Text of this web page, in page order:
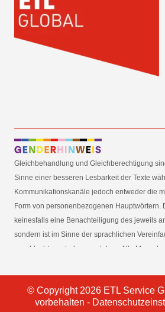
Gleichbehandlung und Gleichberechtigung
Sinne einer besseren Lesbarkeit der Texte
Kommunikationskanäle jedoch entweder die
Form von personenbezogenen Hauptwörtern.
keinesfalls eine Benachteiligung des jeweils
sondern ist im Sinne der sprachlichen
geschlechtsneutral zu verstehen. Alle
fühlen. Im Sinne der Gender Mainstreaming-
Bundesregierung vertreten wir ausdrücklich
gleichstellungssensiblen
© Copyright 2026 ETL Service
vorbehalten -